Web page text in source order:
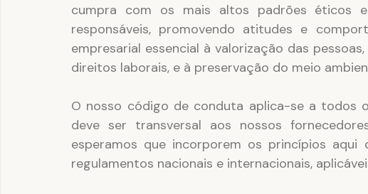
cumpra com os mais altos padrões éticos
responsáveis, promovendo atitudes e
empresarial essencial à valorização das
direitos laborais, e à preservação do meio
O nosso código de conduta aplica-se a todos
deve ser transversal aos nossos
esperamos que incorporem os princípios
regulamentos nacionais e internacionais,